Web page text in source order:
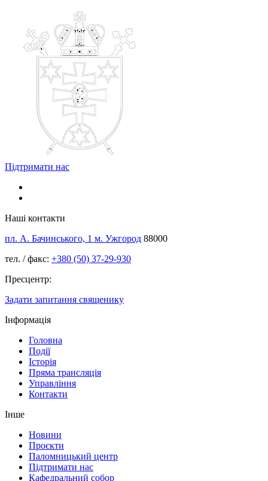
Підтримати нас
Наші контакти
пл. А. Бачинського, 1 м. Ужгород 88000
тел. / факс: +380 (50) 37-29-930
Пресцентр:
Задати запитання священику
Інформація
Головна
Події
Історія
Пряма трансляція
Управління
Контакти
Інше
Новини
Проєкти
Паломницький центр
Підтримати нас
Кафедральний собор